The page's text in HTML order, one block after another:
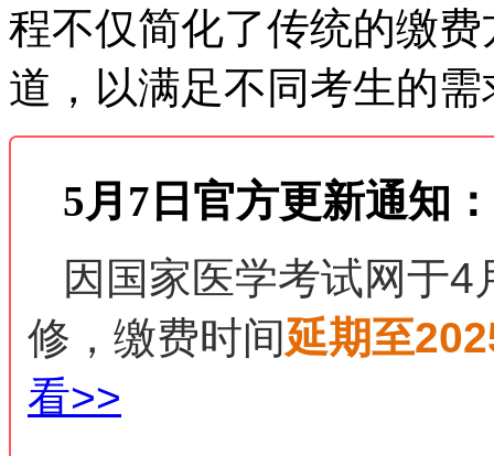
程不仅简化了传统的缴
道，以满足不同考生的需
5月7日官方更新通知：
因国家医学考试网于
修，缴费时间延期至
看>>